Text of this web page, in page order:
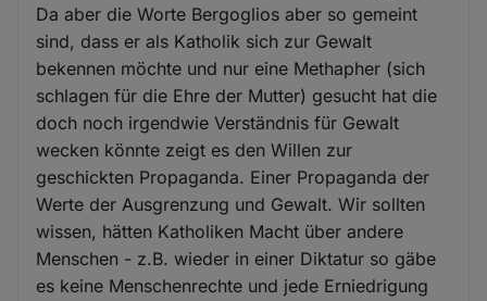
Da aber die Worte Bergoglios aber so gemeint
sind, dass er als Katholik sich zur Gewalt
bekennen möchte und nur eine Methapher (sich
schlagen für die Ehre der Mutter) gesucht hat die
doch noch irgendwie Verständnis für Gewalt
wecken könnte zeigt es den Willen zur
geschickten Propaganda. Einer Propaganda der
Werte der Ausgrenzung und Gewalt. Wir sollten
wissen, hätten Katholiken Macht über andere
Menschen - z.B. wieder in einer Diktatur so gäbe
es keine Menschenrechte und jede Erniedrigung